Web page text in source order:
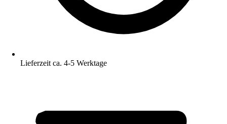
Lieferzeit ca. 4-5 Werktage